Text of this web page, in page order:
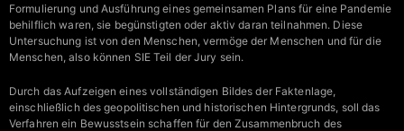
Formulierung und Ausführung eines gemeinsamen Plans für eine Pandemie
behilflich waren, sie begünstigten oder aktiv daran teilnahmen. Diese
Untersuchung ist von den Menschen, vermöge der Menschen und für die
Menschen, also können SIE Teil der Jury sein.
Durch das Aufzeigen eines vollständigen Bildes der Faktenlage,
einschließlich des geopolitischen und historischen Hintergrunds, soll das
Verfahren ein Bewusstsein schaffen für den Zusammenbruch des